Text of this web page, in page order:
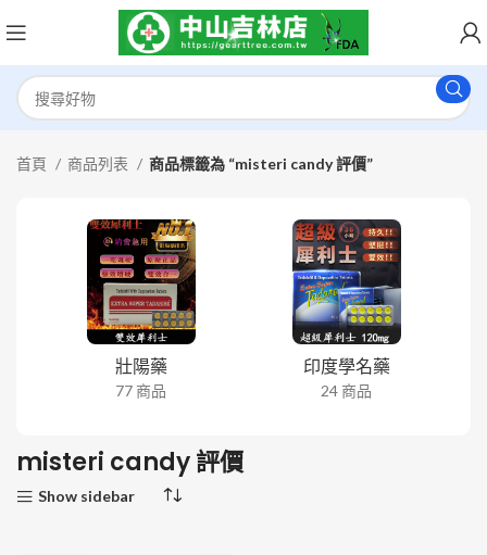
首頁 商品列表 商品標籤為 “misteri candy 評價”
壯陽藥
77 商品
印度學名藥
24 商品
misteri candy 評價
Show sidebar